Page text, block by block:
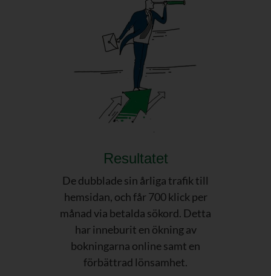
Resultatet
De dubblade sin årliga trafik till
hemsidan, och får 700 klick per
månad via betalda sökord. Detta
har inneburit en ökning av
bokningarna online samt en
förbättrad lönsamhet.